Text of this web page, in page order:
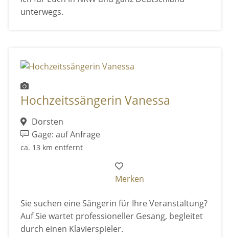
unterwegs.
Hochzeitssängerin Vanessa
Dorsten
Gage: auf Anfrage
ca. 13 km entfernt
Merken
Sie suchen eine Sängerin für Ihre Veranstaltung?
Auf Sie wartet professioneller Gesang, begleitet
durch einen Klavierspieler.